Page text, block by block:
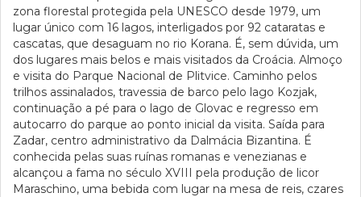
zona florestal protegida pela UNESCO desde 1979, um
lugar único com 16 lagos, interligados por 92 cataratas e
cascatas, que desaguam no rio Korana. É, sem dúvida, um
dos lugares mais belos e mais visitados da Croácia. Almoço
e visita do Parque Nacional de Plitvice. Caminho pelos
trilhos assinalados, travessia de barco pelo lago Kozjak,
continuação a pé para o lago de Glovac e regresso em
autocarro do parque ao ponto inicial da visita. Saída para
Zadar, centro administrativo da Dalmácia Bizantina. É
conhecida pelas suas ruínas romanas e venezianas e
alcançou a fama no século XVIII pela produção de licor
Maraschino, uma bebida com lugar na mesa de reis, czares